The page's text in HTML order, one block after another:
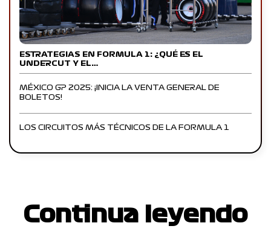
ESTRATEGIAS EN FORMULA 1: ¿QUÉ ES EL
UNDERCUT Y EL…
MÉXICO GP 2025: ¡INICIA LA VENTA GENERAL DE
BOLETOS!
LOS CIRCUITOS MÁS TÉCNICOS DE LA FORMULA 1
Continua leyendo